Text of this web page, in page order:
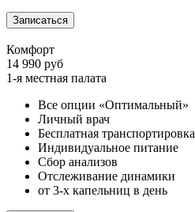
Записаться
Комфорт
14 990 руб
1-я местная палата
Все опции «Оптимальный»
Личный врач
Бесплатная транспортировка
Индивидуальное питание
Сбор анализов
Отслеживание динамики
от 3-х капельниц в день